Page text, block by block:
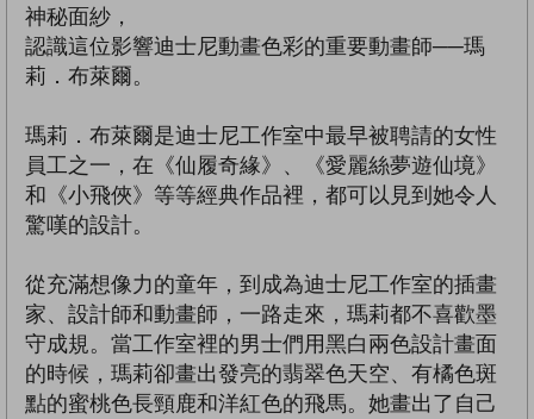
神秘面紗，
認識這位影響迪士尼動畫色彩的重要動畫師──瑪
莉．布萊爾。
瑪莉．布萊爾是迪士尼工作室中最早被聘請的女性
員工之一，在《仙履奇緣》、《愛麗絲夢遊仙境》
和《小飛俠》等等經典作品裡，都可以見到她令人
驚嘆的設計。
從充滿想像力的童年，到成為迪士尼工作室的插畫
家、設計師和動畫師，一路走來，瑪莉都不喜歡墨
守成規。當工作室裡的男士們用黑白兩色設計畫面
的時候，瑪莉卻畫出發亮的翡翠色天空、有橘色斑
點的蜜桃色長頸鹿和洋紅色的飛馬。她畫出了自己